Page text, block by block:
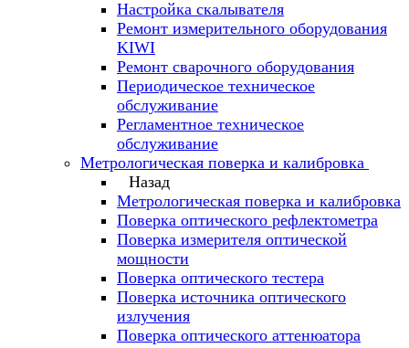
Настройка скалывателя
Ремонт измерительного оборудования
KIWI
Ремонт сварочного оборудования
Периодическое техническое
обслуживание
Регламентное техническое
обслуживание
Метрологическая поверка и калибровка
Назад
Метрологическая поверка и калибровка
Поверка оптического рефлектометра
Поверка измерителя оптической
мощности
Поверка оптического тестера
Поверка источника оптического
излучения
Поверка оптического аттенюатора